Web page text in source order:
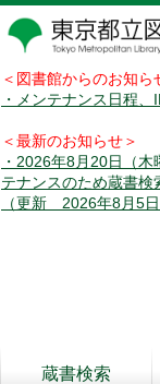
＜図書館からのお知
・メンテナンス日程
＜最新のお知らせ＞
・2026年8月20日（
テナンスのため蔵書検
（更新 2026年8月5日
蔵書検索